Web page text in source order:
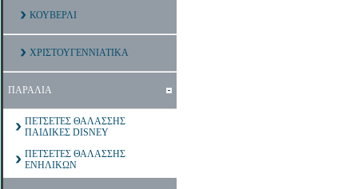
ΚΟΥΒΕΡΛΙ
ΧΡΙΣΤΟΥΓΕΝΝΙΑΤΙΚΑ
ΠΑΡΑΛΙΑ
ΠΕΤΣΕΤΕΣ ΘΑΛΑΣΣΗΣ
ΠΑΙΔΙΚΕΣ DISNEY
ΠΕΤΣΕΤΕΣ ΘΑΛΑΣΣΗΣ
ΕΝΗΛΙΚΩΝ